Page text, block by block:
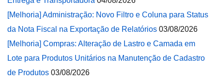
[Melhoria] Administração: Novo Filtro e Coluna para Status
da Nota Fiscal na Exportação de Relatórios 03/08/2026
[Melhoria] Compras: Alteração de Lastro e Camada em
Lote para Produtos Unitários na Manutenção de Cadastro
de Produtos 03/08/2026